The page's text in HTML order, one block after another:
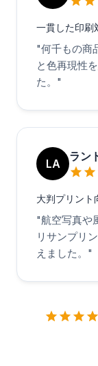
一貫した印刷
"何千もの商
と色再現性
た。 "
LA
ラン
大判プリント
"航空写真や
リサンプリ
えました。 "